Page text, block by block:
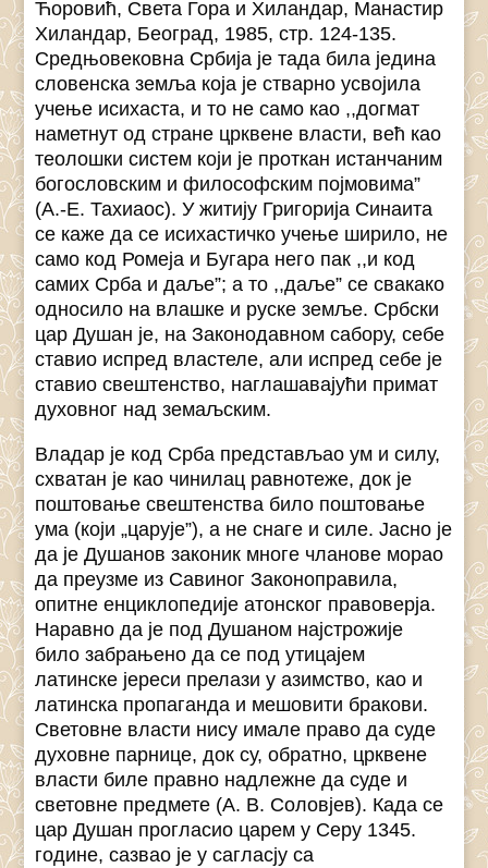
Ћоровић, Света Гора и Хиландар, Манастир
Хиландар, Београд, 1985, стр. 124-135.
Средњовековна Србија је тада била једина
словенска земља која је стварно усвојила
учење исихаста, и то не само као ,,догмат
наметнут од стране црквене власти, већ као
теолошки систем који је проткан истанчаним
богословским и философским појмовима”
(А.-Е. Тахиаос). У житију Григорија Синаита
се каже да се исихастичко учење ширило, не
само код Ромеја и Бугара него пак ,,и код
самих Срба и даље”; a то ,,даље” се свакако
односило на влашке и руске земље. Србски
цар Душан је, на Законодавном сабору, себе
ставио испред властеле, али испред себе је
ставио свештенство, наглашавајући примат
духовног над земаљским.
Владар је код Срба представљао ум и силу,
схватан је као чинилац равнотеже, док је
поштовање свештенства било поштовање
ума (који „царује”), а не снаге и силе. Јасно је
да је Душанов законик многе чланове морао
да преузме из Савиног Законоправила,
опитне енциклопедије атонског правоверја.
Наравно да је под Душаном најстрожије
било забрањено да се под утицајем
латинске јереси прелази у азимство, као и
латинска пропаганда и мешовити бракови.
Световне власти нису имале право да суде
духовне парнице, док су, обратно, црквене
власти биле правно надлежне да суде и
световне предмете (А. В. Соловјев). Када се
цар Душан прогласио царем у Серу 1345.
године, сазвао је у сагласју са